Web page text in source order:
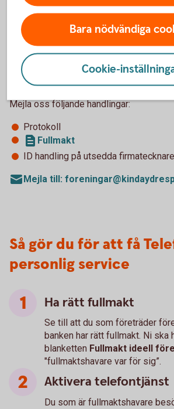
Ändra uppgifter
När ni gör ändringar i föreningen, till
kassör, ordförande eller firmatecknare,
föreningens relation till banken,
Mejla oss följande handlingar:
Protokoll
Fullmakt
ID handling på utsedda firmatecknare
Mejla till:
Så gör du för att få
personlig service
Ha rätt fullmakt
Se till att du som företräder
banken har rätt fullmakt. Ni ska
blanketten Fullmakt ideell
"fullmaktshavare var för sig”.
Aktivera telefontjänst
Du som är fullmaktshavare
Bara nödvändiga
Cookie-